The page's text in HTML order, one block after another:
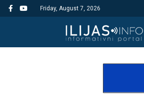
Friday, August 7, 2026